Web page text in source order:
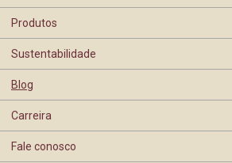
Nossa história
Produtos
Barra Mansa
Sustentabilidade
Rastreabilidade
Blog
Carreira
Fale conosco